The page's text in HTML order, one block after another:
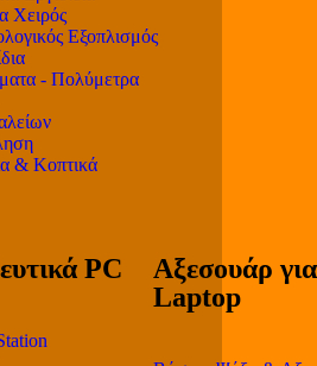
Χειρός
Εξοπλισμός
- Πολύμετρα
& Κοπτικά
PC
Αξεσουάρ για
Laptop